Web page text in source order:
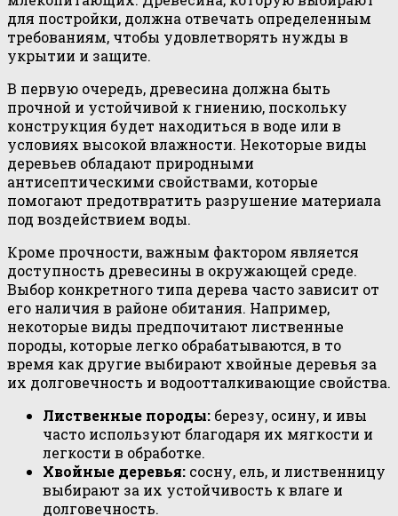
для постройки, должна отвечать определенным
требованиям, чтобы удовлетворять нужды в
укрытии и защите.
В первую очередь, древесина должна быть
прочной и устойчивой к гниению, поскольку
конструкция будет находиться в воде или в
условиях высокой влажности. Некоторые виды
деревьев обладают природными
антисептическими свойствами, которые
помогают предотвратить разрушение материала
под воздействием воды.
Кроме прочности, важным фактором является
доступность древесины в окружающей среде.
Выбор конкретного типа дерева часто зависит от
его наличия в районе обитания. Например,
некоторые виды предпочитают лиственные
породы, которые легко обрабатываются, в то
время как другие выбирают хвойные деревья за
их долговечность и водоотталкивающие свойства.
Лиственные породы: березу, осину, и ивы
часто используют благодаря их мягкости и
легкости в обработке.
Хвойные деревья: сосну, ель, и лиственницу
выбирают за их устойчивость к влаге и
долговечность.